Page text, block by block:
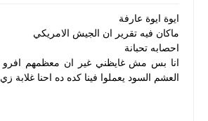
ايوة ايوة عارفة
ماكان فيه تقرير ان الجيش الامريكي
احصابه تحبانة
انا بس مش غايظني غير ان معظمهم افرو
العشم السود يعملوا فينا كده ده احنا غلابة